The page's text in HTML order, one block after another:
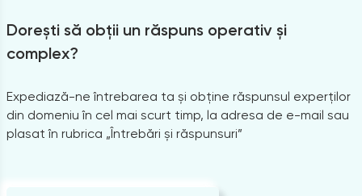
Dorești să obții un răspuns operativ și
complex?
Expediază-ne întrebarea ta și obține răspunsul experților
din domeniu în cel mai scurt timp, la adresa de e-mail sau
plasat în rubrica „Întrebări și răspunsuri”